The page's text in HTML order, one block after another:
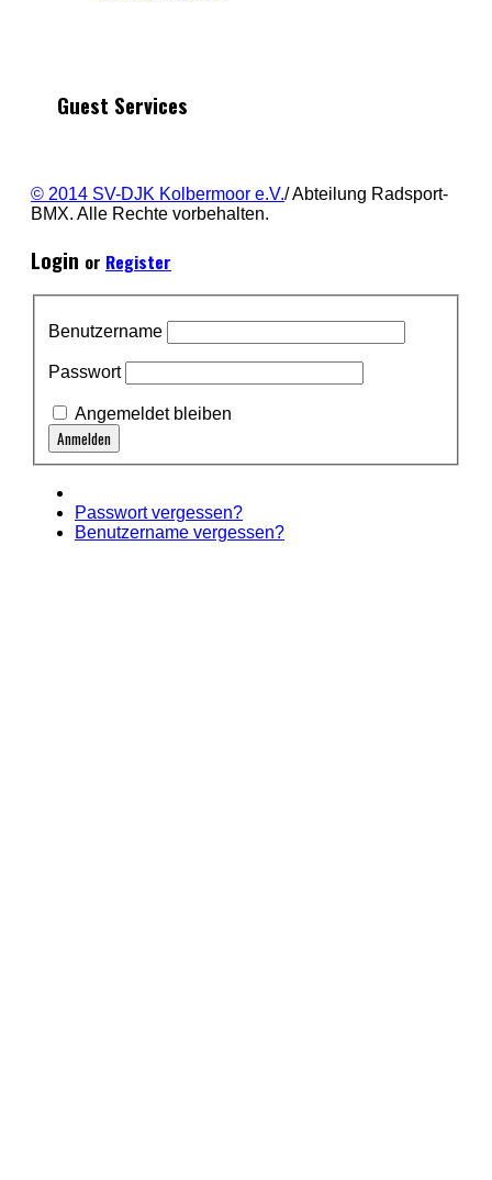
Guest Services
© 2014 SV-DJK Kolbermoor e.V./ Abteilung Radsport-
BMX. Alle Rechte vorbehalten.
Login or Register
Benutzername
Passwort
Angemeldet bleiben
Passwort vergessen?
Benutzername vergessen?